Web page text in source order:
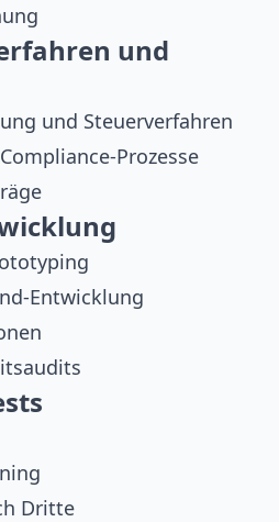
und
und Steuerverfahren
Prozesse
Entwicklung
Dritte